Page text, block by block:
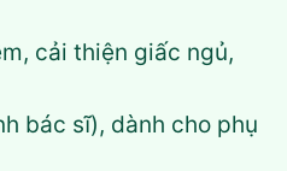
cải thiện giấc ngủ,
bác sĩ), dành cho phụ